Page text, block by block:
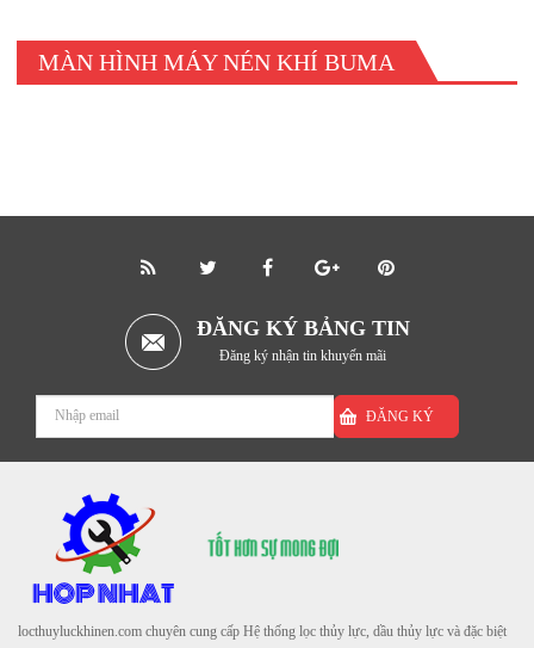
MÀN HÌNH MÁY NÉN KHÍ BUMA
ĐĂNG KÝ BẢNG TIN
Đăng ký nhận tin khuyến mãi
ĐĂNG KÝ
locthuyluckhinen.com chuyên cung cấp Hệ thống lọc thủy lực, dầu thủy lực và đặc biệt